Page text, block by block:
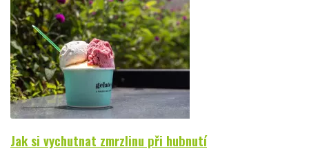
Jak si vychutnat zmrzlinu při hubnutí